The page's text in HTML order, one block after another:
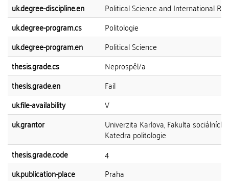
uk.degree-discipline.en
Political Science and International
uk.degree-program.cs
Politologie
uk.degree-program.en
Political Science
thesis.grade.cs
Neprospěl/a
thesis.grade.en
Fail
uk.file-availability
V
uk.grantor
Univerzita Karlova, Fakulta sociálních
Katedra politologie
thesis.grade.code
4
uk.publication-place
Praha